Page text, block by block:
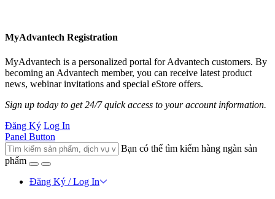
MyAdvantech Registration
MyAdvantech is a personalized portal for Advantech customers. By
becoming an Advantech member, you can receive latest product
news, webinar invitations and special eStore offers.
Sign up today to get 24/7 quick access to your account information.
Đăng Ký Log In
Panel Button
Bạn có thể tìm kiếm hàng ngàn sản
phẩm
Đăng Ký / Log In